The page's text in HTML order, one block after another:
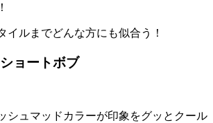
イルまでどんな方にも似合う！
ョートボブ
シュマッドカラーが印象をグッとクール